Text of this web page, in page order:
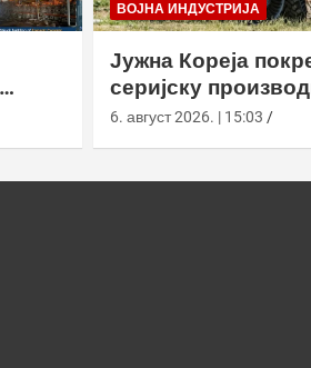
ВОЈНА ИНДУСТРИЈА
Јужна Кореја
серијску
робота Арион-
6. август 2026. | 15:03